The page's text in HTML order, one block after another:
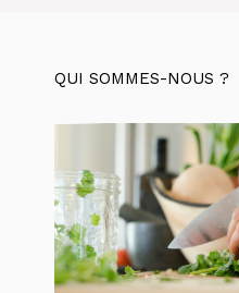
QUI SOMMES-NOUS ?